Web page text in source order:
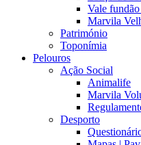
Vale
Marvila
Património
Toponímia
Pelouros
Ação Social
Animalife
Marvila
Desporto